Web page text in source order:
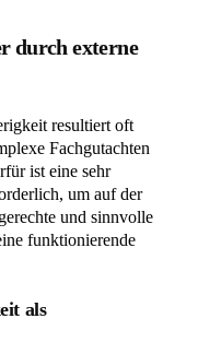
durch externe
resultiert oft
Fachgutachten
ist eine sehr
um auf der
und sinnvolle
funktionierende
als